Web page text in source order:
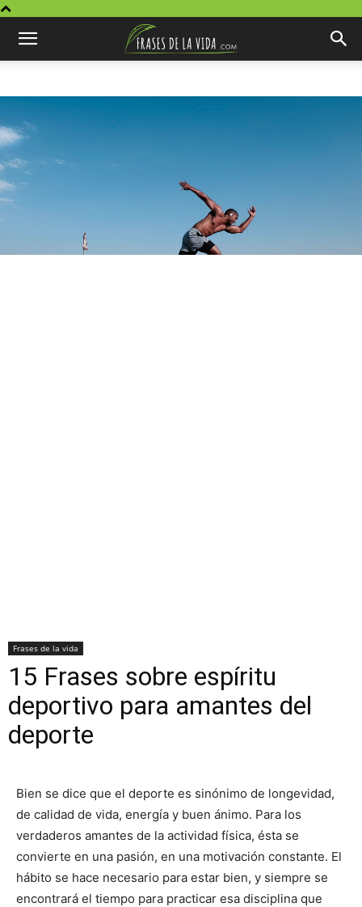
Frases de la vida
15 Frases sobre espíritu
deportivo para amantes del
deporte
Bien se dice que el deporte es sinónimo de longevidad,
de calidad de vida, energía y buen ánimo. Para los
verdaderos amantes de la actividad física, ésta se
convierte en una pasión, en una motivación constante. El
hábito se hace necesario para estar bien, y siempre se
encontrará el tiempo para practicar esa disciplina que